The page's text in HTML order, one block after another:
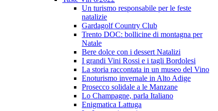
Un turismo responsabile per le feste
natalizie
Gardagolf Country Club
Trento DOC: bollicine di montagna per
Natale
Bere dolce con i dessert Natalizi
I grandi Vini Rossi e i tagli Bordolesi
La storia raccontata in un museo del Vino
Enoturismo invernale in Alto Adige
Prosecco solidale a le Manzane
Lo Champagne, parla Italiano
Enigmatica Lattuga